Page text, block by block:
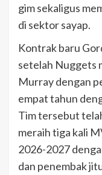
gim sekaligus
di sektor sayap.
Kontrak baru
setelah Nuggets
Murray dengan
empat tahun
Tim tersebut
meraih tiga kali
2026-2027
dan penembak